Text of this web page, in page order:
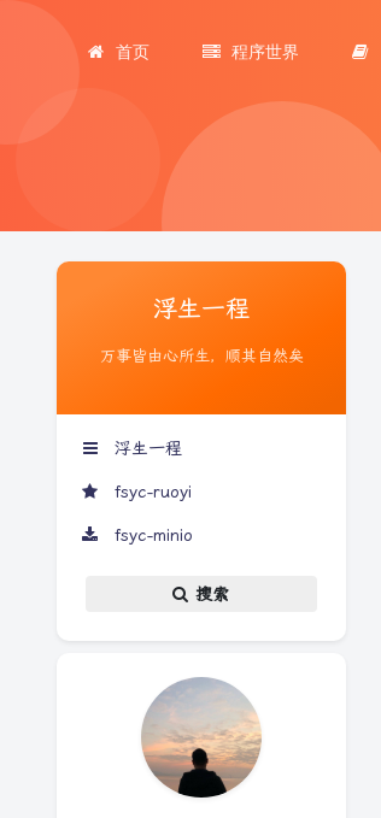
首页 程序世界
浮生一程
万事皆由心所生，顺其自然矣
浮生一程
fsyc-ruoyi
fsyc-minio
搜索